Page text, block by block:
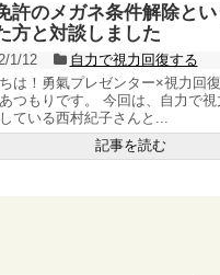
許のメガネ条件解除と
方と対談しました
1/12
自力で視力回復する
は！勇氣プレゼンター×視力回
つもりです。 今回は、自力で視
ている西村紀子さんと...
記事を読む